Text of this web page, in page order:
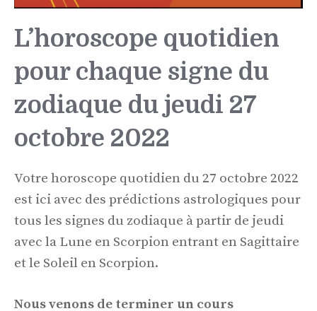
L’horoscope quotidien
pour chaque signe du
zodiaque du jeudi 27
octobre 2022
Votre horoscope quotidien du 27 octobre 2022
est ici avec des prédictions astrologiques pour
tous les signes du zodiaque à partir de jeudi
avec la Lune en Scorpion entrant en Sagittaire
et le Soleil en Scorpion.
Nous venons de terminer un cours